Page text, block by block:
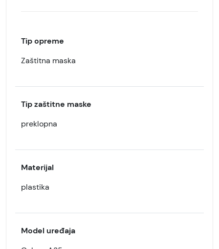
Tip opreme
Zaštitna maska
Tip zaštitne maske
preklopna
Materijal
plastika
Model uređaja